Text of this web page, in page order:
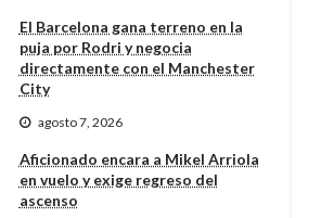
El Barcelona gana terreno en la
puja por Rodri y negocia
directamente con el Manchester
City
agosto 7, 2026
Aficionado encara a Mikel Arriola
en vuelo y exige regreso del
ascenso